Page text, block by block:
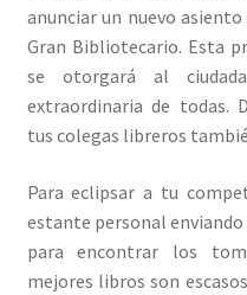
anunciar un nuevo
Gran Bibliotecario. Esta
se otorgará al
extraordinaria de todas.
tus colegas libreros
Para eclipsar a tu
estante personal
para encontrar los
mejores libros son